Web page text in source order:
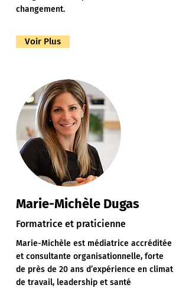
changement.
Voir Plus
Marie-Michèle Dugas
Formatrice et praticienne
Marie-Michèle est médiatrice accréditée
et consultante organisationnelle, forte
de près de 20 ans d’expérience en climat
de travail, leadership et santé